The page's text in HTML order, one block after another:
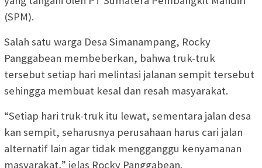
(SPM).
Salah satu warga Desa Simanampang, Rocky
Panggabean membeberkan, bahwa truk-truk
tersebut setiap hari melintasi jalanan sempit tersebut
sehingga membuat kesal dan resah masyarakat.
“Setiap hari truk-truk itu lewat, sementara jalan desa
kan sempit, seharusnya perusahaan harus cari jalan
alternatif lain agar tidak mengganggu kenyamanan
masyarakat,” jelas Rocky Panggabean.